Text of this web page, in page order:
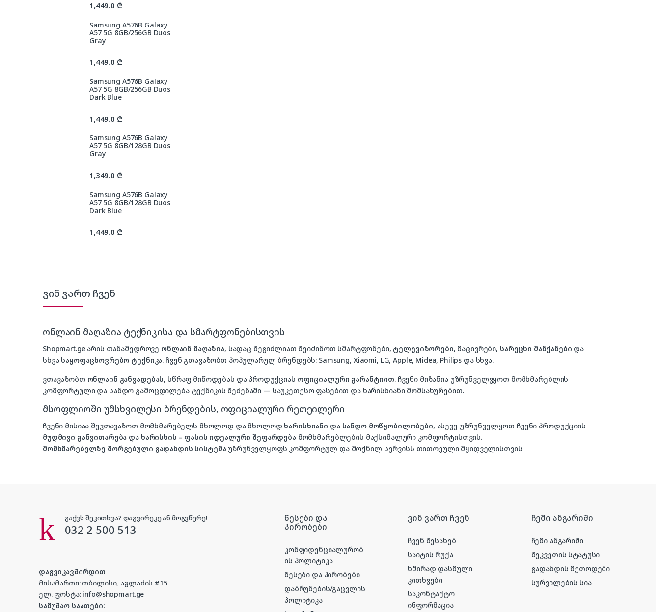
1,449.0 ₾
Samsung A576B Galaxy
A57 5G 8GB/256GB Duos
Gray
1,449.0 ₾
Samsung A576B Galaxy
A57 5G 8GB/256GB Duos
Dark Blue
1,449.0 ₾
Samsung A576B Galaxy
A57 5G 8GB/128GB Duos
Gray
1,349.0 ₾
Samsung A576B Galaxy
A57 5G 8GB/128GB Duos
Dark Blue
1,449.0 ₾
ვინ ვართ ჩვენ
ონლაინ მაღაზია ტექნიკისა და სმარტფონებისთვის
Shopmart.ge არის თანამედროვე ონლაინ მაღაზია, სადაც შეგიძლიათ შეიძინოთ სმარტფონები, ტელევიზორები, მაცივრები, სარეცხი მანქანები და
სხვა საყოფაცხოვრებო ტექნიკა. ჩვენ გთავაზობთ პოპულარულ ბრენდებს: Samsung, Xiaomi, LG, Apple, Midea, Philips და სხვა.
ვთავაზობთ ონლაინ განვადებას, სწრაფ მიწოდებას და პროდუქციას ოფიციალური გარანტიით. ჩვენი მიზანია უზრუნველვყოთ მომხმარებლის
კომფორტული და სანდო გამოცდილება ტექნიკის შეძენაში — საუკეთესო ფასებით და ხარისხიანი მომსახურებით.
მსოფლიოში უმსხვილესი ბრენდების, ოფიციალური რეთეილერი
ჩვენი მისიაა შევთავაზოთ მომხმარებელს მხოლოდ და მხოლოდ ხარისხიანი და სანდო მოწყობილობები, ასევე უზრუნველყოთ ჩვენი პროდუქციის
მუდმივი განვითარება და ხარისხის – ფასის იდეალური შეფარდებამომხმარებლების მაქსიმალური კომფორტისთვის.
მომხმარებელზე მორგებული გადახდის სისტემაუზრუნველყოფს კომფორტულ და მოქნილ სერვისს თითოეული მყიდველისთვის.
გაქვს შეკითხვა? დაგვირეკე ან მოგვწერე!
032 2 500 513
დაგვიკავშირდით
მისამართი: თბილისი, აგლაძის #15
ელ. ფოსტა: info@shopmart.ge
სამუშაო საათები:
წესები და
პირობები
კონფიდენციალურობ
ის პოლიტიკა
წესები და პირობები
დაბრუნების/გაცვლის
პოლიტიკა
ვინ ვართ ჩვენ
ჩვენ შესახებ
საიტის რუქა
ხშირად დასმული
კითხვები
საკონტაქტო
ინფორმაცია
ჩემი ანგარიში
ჩემი ანგარიში
შეკვეთის სტატუსი
გადახდის მეთოდები
სურვილების სია